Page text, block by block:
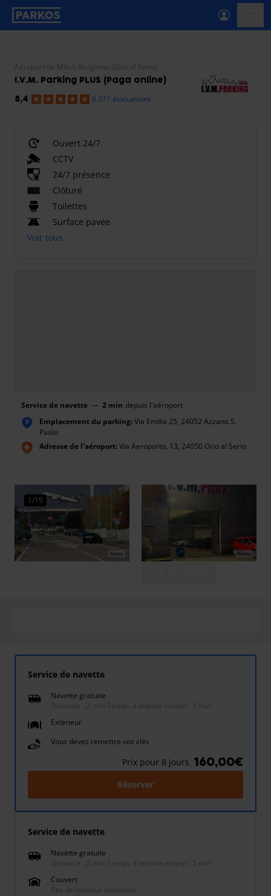
étiquette-de-navigation-principale
Aéroport de Milan-Bergame (Orio al Serio)
I.V.M. Parking PLUS (Paga online)
8,4 6.371 évaluations
Ouvert 24/7
CCTV
24/7 présence
Clôturé
Toilettes
Surface pavée
Voir tous
Service de navette — 2 min depuis l'aéroport
P Emplacement du parking:Via Emilia 25, 24052 Azzano S.
Paolo
Adresse de l'aéroport:Via Aeroporto, 13, 24050 Orio al Serio
1/15
Service de navette
Navette gratuite
Distance : 2 min
Temps d'attente moyen : 5 min
Extérieur
Vous devez remettre vos clés
Prix pour 8 jours 160,00€
Réserver
Service de navette
Navette gratuite
Distance : 2 min
Temps d'attente moyen : 5 min
Couvert
Pas de hauteur maximale